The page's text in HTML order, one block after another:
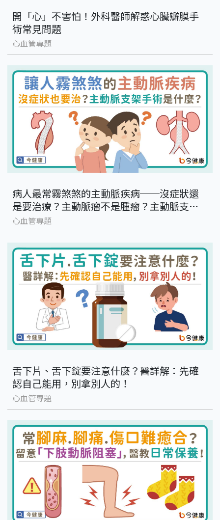
開「心」不害怕！外科醫師解惑心臟瓣膜手
術常見問題
心血管專題
病人最常霧煞煞的主動脈疾病──沒症狀還
是要治療？主動脈瘤不是腫瘤？主動脈支架
手術是什麼？
心血管專題
舌下片、舌下錠要注意什麼？醫詳解：先確
認自己能用，別拿別人的！
心血管專題